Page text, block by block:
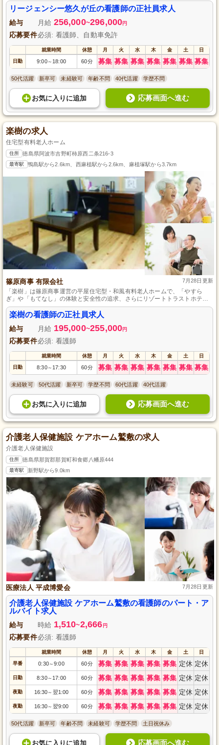
リージェンシー悠久が丘の看護師の正社員求人
給与 月給 256,000~296,000円
応募要件必須: 看護師、自動車免許
就業時間 休憩 月 火 水 木 金 土 日
日勤 9:00～ 18:00 60分 募集 募集 募集 募集 募集 募集 募集
50代活躍 新卒可 未経験可 年齢不問 40代活躍 学歴不問
お気に入り に追加 応募画面へ進む
楽樹の求人
住宅型有料老人ホーム
住所 徳島県阿波市吉野町柿原西二条216-3
最寄駅 鴨島駅から2.6km、西麻植駅から2.6km、麻植塚駅から3.7km
篠原商事 有限会社 7月28日更新
「楽樹」は篠原商事運営の平屋住宅型・和風有料老人ホームで、「やすら
ぎ」や「もてなし」の体験と安全性の追求、さらにリゾートトラストホテル
の特典付きで、阿波市で安心と充実感のある生活をサポートします。
楽樹の看護師の正社員求人
給与 月給 195,000~255,000円
応募要件必須: 看護師
就業時間 休憩 月 火 水 木 金 土 日
日勤 8:30～ 17:30 60分 募集 募集 募集 募集 募集 募集 募集
未経験可 50代活躍 新卒可 学歴不問 60代活躍 40代活躍
お気に入り に追加 応募画面へ進む
介護老人保健施設 ケアホーム鷲敷の求人
介護老人保健施設
住所 徳島県那賀郡那賀町和食郷八幡原444
最寄駅 新野駅から9.0km
医療法人 平成博愛会 7月28日更新
介護老人保健施設 ケアホーム鷲敷の看護師のパート・ア
ルバイト求人
給与 時給 1,510~2,666 円
応募要件必須: 看護師
就業時間 休憩 月 火 水 木 金 土 日
早番 0:30～9:00 60分 募集 募集 募集 募集 募集 定休 定休
日勤 8:30～ 17:00 60分 募集 募集 募集 募集 募集 定休 定休
夜勤 16:30～ 翌1:00 60分 募集 募集 募集 募集 募集 定休 定休
夜勤 16:30～ 翌9:00 60分 募集 募集 募集 募集 募集 定休 定休
50代活躍 新卒可 年齢不問 未経験可 学歴不問 土日祝休み
お気に入り に追加 応募画面へ進む